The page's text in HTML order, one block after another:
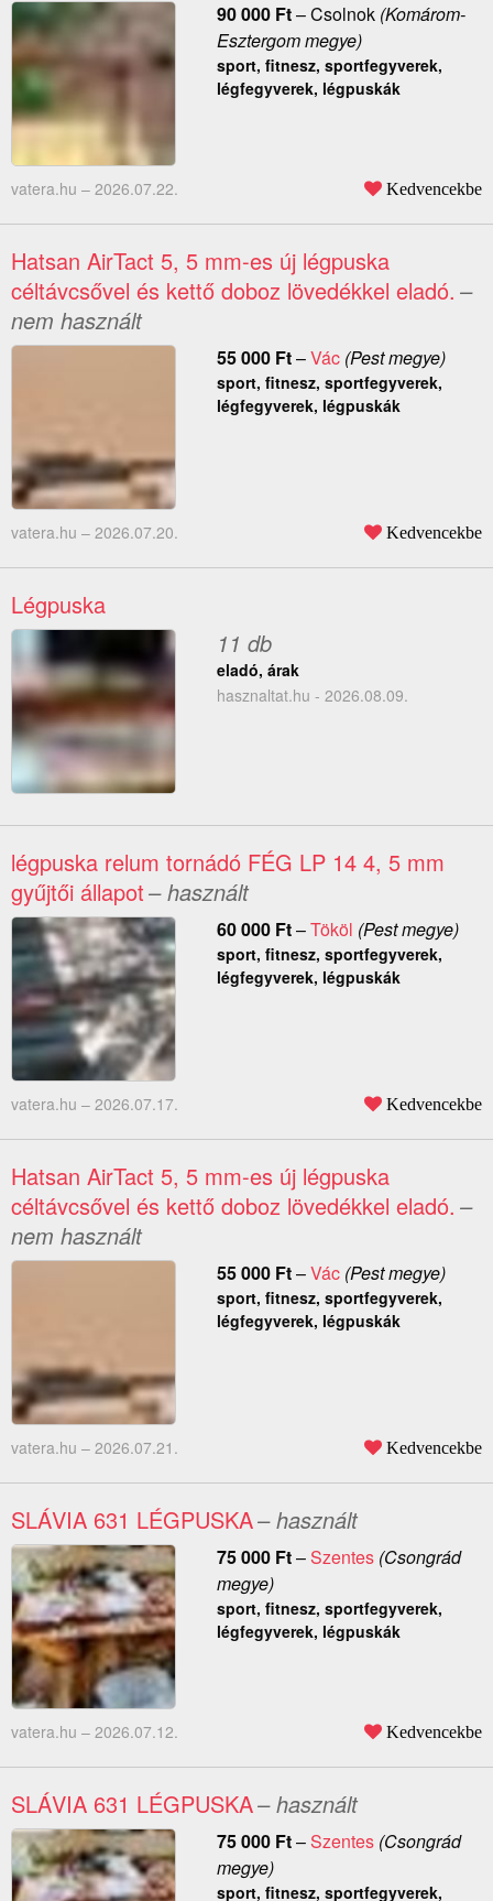
90 000 Ft–Csolnok(Komárom-
Esztergom megye)
sport, fitnesz, sportfegyverek,
légfegyverek, légpuskák
vatera.hu – 2026.07.22. Kedvencekbe
Hatsan AirTact 5, 5 mm-es új légpuska
céltávcsővel és kettő doboz lövedékkel eladó. –
nem használt
55 000 Ft–Vác(Pest megye)
sport, fitnesz, sportfegyverek,
légfegyverek, légpuskák
vatera.hu – 2026.07.20. Kedvencekbe
Légpuska
11 db
eladó, árak
hasznaltat.hu - 2026.08.09.
légpuska relum tornádó FÉG LP 14 4, 5 mm
gyűjtői állapot– használt
60 000 Ft–Tököl (Pest megye)
sport, fitnesz, sportfegyverek,
légfegyverek, légpuskák
vatera.hu – 2026.07.17. Kedvencekbe
Hatsan AirTact 5, 5 mm-es új légpuska
céltávcsővel és kettő doboz lövedékkel eladó. –
nem használt
55 000 Ft–Vác(Pest megye)
sport, fitnesz, sportfegyverek,
légfegyverek, légpuskák
vatera.hu – 2026.07.21. Kedvencekbe
SLÁVIA 631 LÉGPUSKA– használt
75 000 Ft–Szentes(Csongrád
megye)
sport, fitnesz, sportfegyverek,
légfegyverek, légpuskák
vatera.hu – 2026.07.12. Kedvencekbe
SLÁVIA 631 LÉGPUSKA– használt
75 000 Ft–Szentes(Csongrád
megye)
sport, fitnesz, sportfegyverek,